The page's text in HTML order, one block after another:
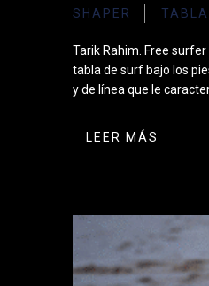
SHAPER
Tarik Rahim. Free
tabla de surf bajo los
y de línea que le
LEER MÁS